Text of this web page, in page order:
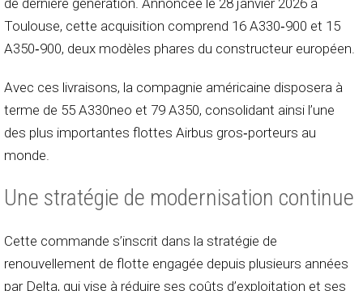
de dernière génération. Annoncée le 28 janvier 2026 à
Toulouse, cette acquisition comprend 16 A330‑900 et 15
A350‑900, deux modèles phares du constructeur européen.
Avec ces livraisons, la compagnie américaine disposera à
terme de 55 A330neo et 79 A350, consolidant ainsi l’une
des plus importantes flottes Airbus gros‑porteurs au
monde.
Une stratégie de modernisation continue
Cette commande s’inscrit dans la stratégie de
renouvellement de flotte engagée depuis plusieurs années
par Delta, qui vise à réduire ses coûts d’exploitation et ses